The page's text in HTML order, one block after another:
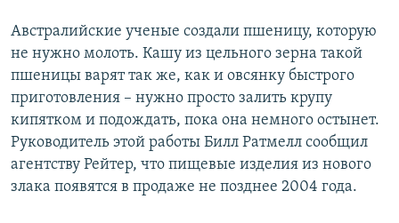
Австралийские ученые создали пшеницу, которую
не нужно молоть. Кашу из цельного зерна такой
пшеницы варят так же, как и овсянку быстрого
приготовления – нужно просто залить крупу
кипятком и подождать, пока она немного остынет.
Руководитель этой работы Билл Ратмелл сообщил
агентству Рейтер, что пищевые изделия из нового
злака появятся в продаже не позднее 2004 года.